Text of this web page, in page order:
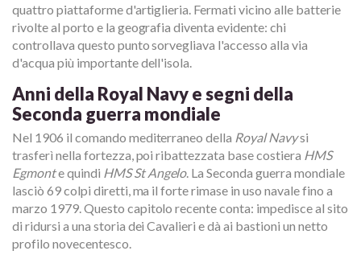
quattro piattaforme d'artiglieria. Fermati vicino alle batterie
rivolte al porto e la geografia diventa evidente: chi
controllava questo punto sorvegliava l'accesso alla via
d'acqua più importante dell'isola.
Anni della Royal Navy e segni della
Seconda guerra mondiale
Nel 1906 il comando mediterraneo della Royal Navysi
trasferì nella fortezza, poi ribattezzata base costiera HMS
Egmonte quindi HMS St Angelo. La Seconda guerra mondiale
lasciò 69 colpi diretti, ma il forte rimase in uso navale fino a
marzo 1979. Questo capitolo recente conta: impedisce al sito
di ridursi a una storia dei Cavalieri e dà ai bastioni un netto
profilo novecentesco.